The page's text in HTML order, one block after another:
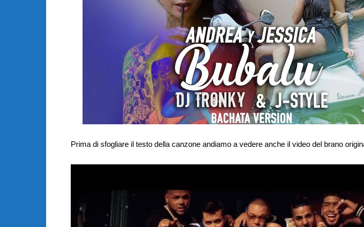
Prima di sfogliare il testo della canzone andiamo a vedere anche il video del brano